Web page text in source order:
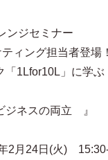
ンジセミナー
ング担当者登場
」に学ぶ
ネスの両立 』
24日(火) 15:30-